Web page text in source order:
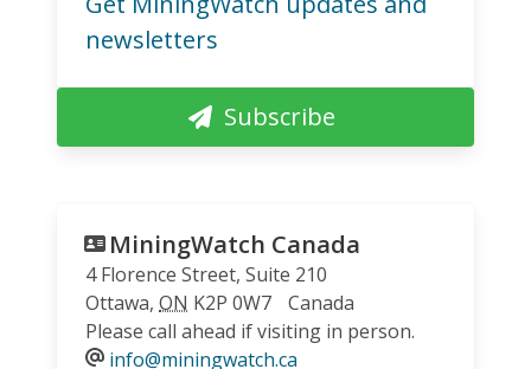
newsletters
Subscribe
MiningWatch Canada
4 Florence Street, Suite 210
Ottawa, ON K2P 0W7
Canada
Please call ahead if visiting in person.
info@miningwatch.ca